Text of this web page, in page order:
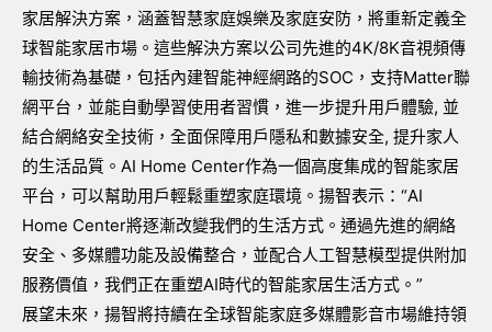
家居解決方案，涵蓋智慧家庭娛樂及家庭安防，將重新定義全
球智能家居市場。這些解決方案以公司先進的4K/8K音視頻傳
輸技術為基礎，包括內建智能神經網路的SOC ，支持Matter聯
網平台，並能自動學習使用者習慣，進一步提升用戶體驗, 並
結合網絡安全技術，全面保障用戶隱私和數據安全, 提升家人
的生活品質。 AI Home Center作為一個高度集成的智能家居
平台，可以幫助用戶輕鬆重塑家庭環境。揚智表示：“AI
Home Center將逐漸改變我們的生活方式。通過先進的網絡
安全、多媒體功能及設備整合，並配合人工智慧模型提供附加
服務價值，我們正在重塑AI時代的智能家居生活方式。”
展望未來，揚智將持續在全球智能家庭多媒體影音市場維持領